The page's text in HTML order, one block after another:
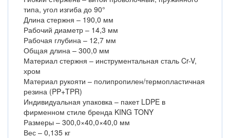
типа, угол изгиба до 90°
Длина стержня – 190,0 мм
Рабочий диаметр – 14,3 мм
Рабочая глубина – 12,7 мм
Общая длина – 300,0 мм
Материал стержня – инструментальная сталь Cr-V,
хром
Материал рукояти – полипропилен/термопластичная
резина (PP+TPR)
Индивидуальная упаковка – пакет LDPE в
фирменном стиле бренда KING TONY
Размеры – 300,0×40,0×40,0 мм
Вес – 0,135 кг